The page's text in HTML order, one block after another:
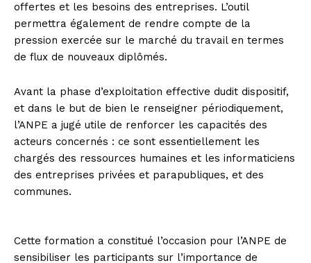
offertes et les besoins des entreprises. L’outil
permettra également de rendre compte de la
pression exercée sur le marché du travail en termes
de flux de nouveaux diplômés.
Avant la phase d’exploitation effective dudit dispositif,
et dans le but de bien le renseigner périodiquement,
l’ANPE a jugé utile de renforcer les capacités des
acteurs concernés : ce sont essentiellement les
chargés des ressources humaines et les informaticiens
des entreprises privées et parapubliques, et des
communes.
Cette formation a constitué l’occasion pour l’ANPE de
sensibiliser les participants sur l’importance de